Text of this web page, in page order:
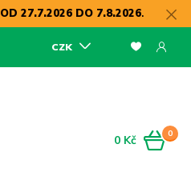
OD 27.7.2026 DO 7.8.2026.
CZK
0
0 Kč